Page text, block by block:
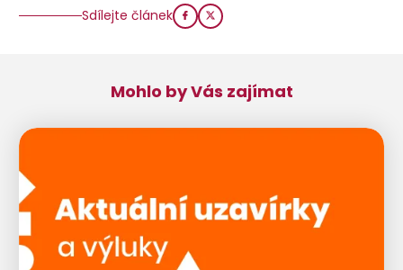
Sdílejte článek
Mohlo by Vás zajímat